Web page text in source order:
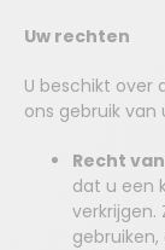
Uw rechten
U beschikt
ons gebruik van
Recht
dat u een
verkrijgen.